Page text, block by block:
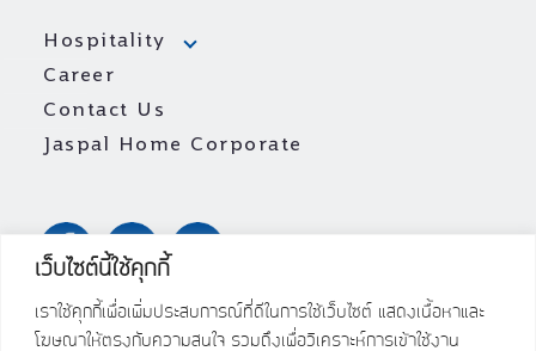
เว็บไซต์นี้ใช้คุกกี้
เราใช้คุกกี้เพื่อเพิ่มประสบการณ์ที่ดีในการใช้เว็บไซต์ แสดงเนื้อหาและ
โฆษณาให้ตรงกับความสนใจ รวมถึงเพื่อวิเคราะห์การเข้าใช้งาน
Hospitality
Career
Contact Us
Jaspal Home Corporate